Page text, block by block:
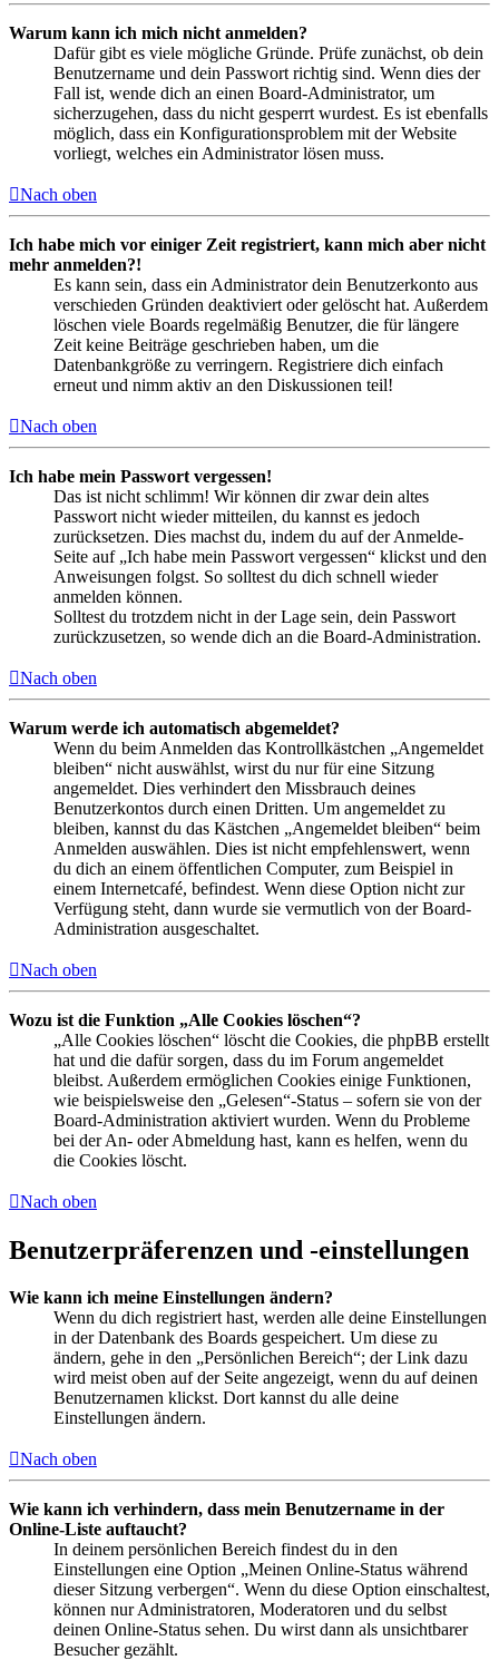
Warum kann ich mich nicht anmelden?
Dafür gibt es viele mögliche Gründe. Prüfe zunächst, ob dein
Benutzername und dein Passwort richtig sind. Wenn dies der
Fall ist, wende dich an einen Board-Administrator, um
sicherzugehen, dass du nicht gesperrt wurdest. Es ist ebenfalls
möglich, dass ein Konfigurationsproblem mit der Website
vorliegt, welches ein Administrator lösen muss.
Nach oben
Ich habe mich vor einiger Zeit registriert, kann mich aber nicht
mehr anmelden?!
Es kann sein, dass ein Administrator dein Benutzerkonto aus
verschieden Gründen deaktiviert oder gelöscht hat. Außerdem
löschen viele Boards regelmäßig Benutzer, die für längere
Zeit keine Beiträge geschrieben haben, um die
Datenbankgröße zu verringern. Registriere dich einfach
erneut und nimm aktiv an den Diskussionen teil!
Nach oben
Ich habe mein Passwort vergessen!
Das ist nicht schlimm! Wir können dir zwar dein altes
Passwort nicht wieder mitteilen, du kannst es jedoch
zurücksetzen. Dies machst du, indem du auf der Anmelde-
Seite auf „Ich habe mein Passwort vergessen“ klickst und den
Anweisungen folgst. So solltest du dich schnell wieder
anmelden können.
Solltest du trotzdem nicht in der Lage sein, dein Passwort
zurückzusetzen, so wende dich an die Board-Administration.
Nach oben
Warum werde ich automatisch abgemeldet?
Wenn du beim Anmelden das Kontrollkästchen „Angemeldet
bleiben“ nicht auswählst, wirst du nur für eine Sitzung
angemeldet. Dies verhindert den Missbrauch deines
Benutzerkontos durch einen Dritten. Um angemeldet zu
bleiben, kannst du das Kästchen „Angemeldet bleiben“ beim
Anmelden auswählen. Dies ist nicht empfehlenswert, wenn
du dich an einem öffentlichen Computer, zum Beispiel in
einem Internetcafé, befindest. Wenn diese Option nicht zur
Verfügung steht, dann wurde sie vermutlich von der Board-
Administration ausgeschaltet.
Nach oben
Wozu ist die Funktion „Alle Cookies löschen“?
„Alle Cookies löschen“ löscht die Cookies, die phpBB erstellt
hat und die dafür sorgen, dass du im Forum angemeldet
bleibst. Außerdem ermöglichen Cookies einige Funktionen,
wie beispielsweise den „Gelesen“-Status – sofern sie von der
Board-Administration aktiviert wurden. Wenn du Probleme
bei der An- oder Abmeldung hast, kann es helfen, wenn du
die Cookies löscht.
Nach oben
Benutzerpräferenzen und -einstellungen
Wie kann ich meine Einstellungen ändern?
Wenn du dich registriert hast, werden alle deine Einstellungen
in der Datenbank des Boards gespeichert. Um diese zu
ändern, gehe in den „Persönlichen Bereich“; der Link dazu
wird meist oben auf der Seite angezeigt, wenn du auf deinen
Benutzernamen klickst. Dort kannst du alle deine
Einstellungen ändern.
Nach oben
Wie kann ich verhindern, dass mein Benutzername in der
Online-Liste auftaucht?
In deinem persönlichen Bereich findest du in den
Einstellungen eine Option „Meinen Online-Status während
dieser Sitzung verbergen“. Wenn du diese Option einschaltest,
können nur Administratoren, Moderatoren und du selbst
deinen Online-Status sehen. Du wirst dann als unsichtbarer
Besucher gezählt.